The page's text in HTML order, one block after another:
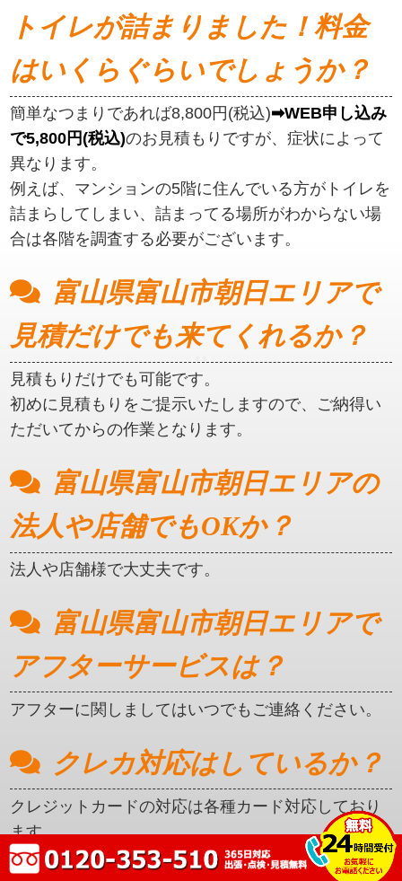
トイレが詰まりました！料金
はいくらぐらいでしょうか？
簡単なつまりであれば8,800円(税込)➡WEB申し込み
で5,800円(税込)のお見積もりですが、症状によって
異なります。
例えば、マンションの5階に住んでいる方がトイレを
詰まらしてしまい、詰まってる場所がわからない場
合は各階を調査する必要がございます。
富山県富山市朝日エリアで
見積だけでも来てくれるか？
見積もりだけでも可能です。
初めに見積もりをご提示いたしますので、ご納得い
ただいてからの作業となります。
富山県富山市朝日エリアの
法人や店舗でもOKか？
法人や店舗様で大丈夫です。
富山県富山市朝日エリアで
アフターサービスは？
アフターに関しましてはいつでもご連絡ください。
クレカ対応はしているか？
クレジットカードの対応は各種カード対応しており
ます。